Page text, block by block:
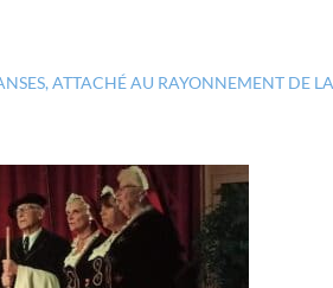
ATTACHÉ AU RAYONNEMENT DE